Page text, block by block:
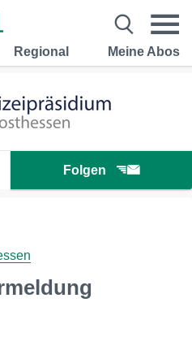
Regional Meine Abos
Folgen